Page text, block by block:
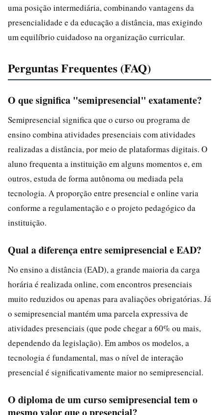
uma posição intermediária, combinando vantagens da
presencialidade e da educação a distância, mas exigindo
um equilíbrio cuidadoso na organização curricular.
Perguntas Frequentes (FAQ)
O que significa "semipresencial" exatamente?
Semipresencial significa que o curso ou programa de
ensino combina atividades presenciais com atividades
realizadas a distância, por meio de plataformas digitais. O
aluno frequenta a instituição em alguns momentos e, em
outros, estuda de forma autônoma ou mediada pela
tecnologia. A proporção entre presencial e online varia
conforme a regulamentação e o projeto pedagógico da
instituição.
Qual a diferença entre semipresencial e EAD?
No ensino a distância (EAD), a grande maioria da carga
horária é realizada online, com encontros presenciais
muito reduzidos ou apenas para avaliações obrigatórias. Já
o semipresencial mantém uma parcela expressiva de
atividades presenciais (que pode chegar a 60% ou mais,
dependendo da legislação). Em ambos os modelos, a
tecnologia é fundamental, mas o nível de interação
presencial é significativamente maior no semipresencial.
O diploma de um curso semipresencial tem o
mesmo valor que o presencial?